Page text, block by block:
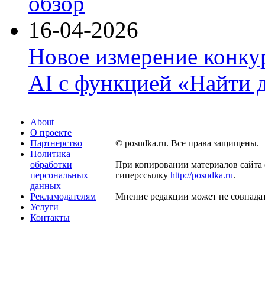
16-04-2026
Новое измерение
AI с функцией «Найти
About
О проекте
Партнерство
Политика
обработки
персональных
данных
Рекламодателям
Услуги
Контакты
© posudka.ru. Все права защищены.
При копировании материалов сайта
гиперссылку http://posudka.ru.
Мнение редакции может не